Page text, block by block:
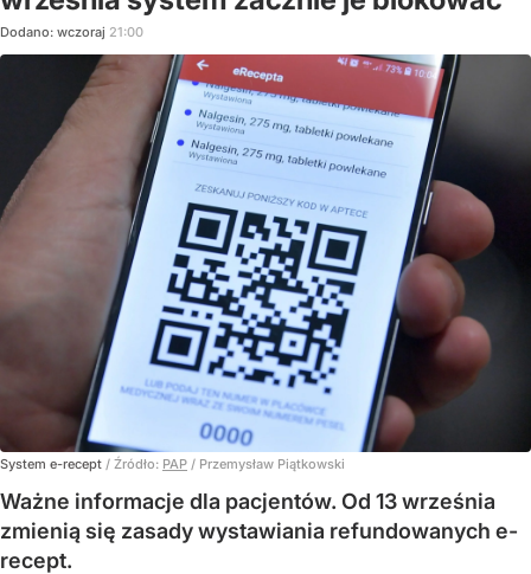
Dodano: wczoraj 21:00
System e-recept / Źródło: PAP / Przemysław Piątkowski
Ważne informacje dla pacjentów. Od 13 września
zmienią się zasady wystawiania refundowanych e-
recept.